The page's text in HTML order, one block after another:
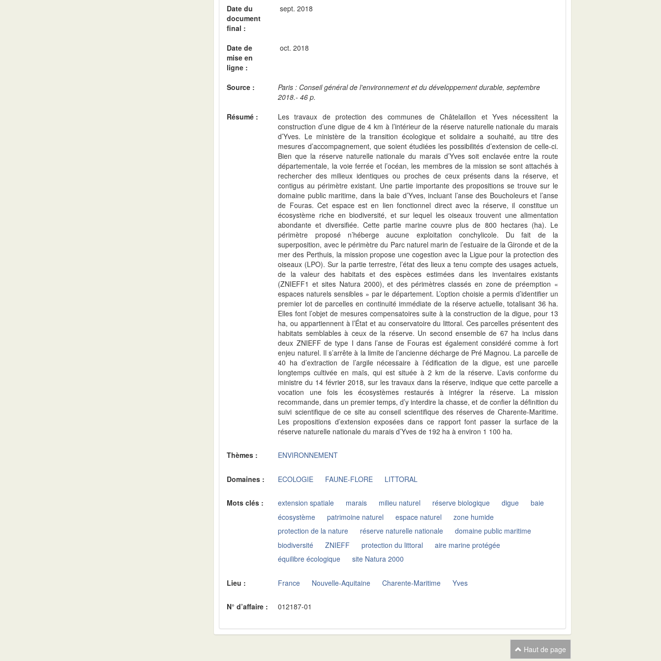
Date du
document
final :
sept. 2018
Date de
mise en
ligne :
oct. 2018
Source :
Paris : Conseil général de l'environnement et du développement durable, septembre
2018.- 46 p.
Résumé :
Les travaux de protection des communes de Châtelaillon et Yves nécessitent la
construction d’une digue de 4 km à l’intérieur de la réserve naturelle nationale du marais
d’Yves. Le ministère de la transition écologique et solidaire a souhaité, au titre des
mesures d’accompagnement, que soient étudiées les possibilités d’extension de celle-ci.
Bien que la réserve naturelle nationale du marais d’Yves soit enclavée entre la route
départementale, la voie ferrée et l’océan, les membres de la mission se sont attachés à
rechercher des milieux identiques ou proches de ceux présents dans la réserve, et
contigus au périmètre existant. Une partie importante des propositions se trouve sur le
domaine public maritime, dans la baie d’Yves, incluant l’anse des Boucholeurs et l’anse
de Fouras. Cet espace est en lien fonctionnel direct avec la réserve, il constitue un
écosystème riche en biodiversité, et sur lequel les oiseaux trouvent une alimentation
abondante et diversifiée. Cette partie marine couvre plus de 800 hectares (ha). Le
périmètre proposé n’héberge aucune exploitation conchylicole. Du fait de la
superposition, avec le périmètre du Parc naturel marin de l’estuaire de la Gironde et de la
mer des Perthuis, la mission propose une cogestion avec la Ligue pour la protection des
oiseaux (LPO). Sur la partie terrestre, l’état des lieux a tenu compte des usages actuels,
de la valeur des habitats et des espèces estimées dans les inventaires existants
(ZNIEFF1 et sites Natura 2000), et des périmètres classés en zone de préemption «
espaces naturels sensibles » par le département. L’option choisie a permis d’identifier un
premier lot de parcelles en continuité immédiate de la réserve actuelle, totalisant 36 ha.
Elles font l’objet de mesures compensatoires suite à la construction de la digue, pour 13
ha, ou appartiennent à l’État et au conservatoire du littoral. Ces parcelles présentent des
habitats semblables à ceux de la réserve. Un second ensemble de 67 ha inclus dans
deux ZNIEFF de type I dans l’anse de Fouras est également considéré comme à fort
enjeu naturel. Il s’arrête à la limite de l’ancienne décharge de Pré Magnou. La parcelle de
40 ha d’extraction de l’argile nécessaire à l’édification de la digue, est une parcelle
longtemps cultivée en maïs, qui est située à 2 km de la réserve. L’avis conforme du
ministre du 14 février 2018, sur les travaux dans la réserve, indique que cette parcelle a
vocation une fois les écosystèmes restaurés à intégrer la réserve. La mission
recommande, dans un premier temps, d’y interdire la chasse, et de confier la définition du
suivi scientifique de ce site au conseil scientifique des réserves de Charente-Maritime.
Les propositions d’extension exposées dans ce rapport font passer la surface de la
réserve naturelle nationale du marais d’Yves de 192 ha à environ 1 100 ha.
Thèmes : ENVIRONNEMENT
Domaines : ECOLOGIE FAUNE-FLORE LITTORAL
Mots clés : extension spatiale marais milieu naturel réserve biologique digue
baie
écosystème
patrimoine naturel espace naturel
zone humide
protection de la nature
réserve naturelle nationale
domaine public maritime
biodiversité
ZNIEFF protection du littoral
aire marine protégée
équilibre écologique
site Natura 2000
Lieu : France Nouvelle-Aquitaine Charente-Maritime Yves
N° d’affaire : 012187-01
Haut de page